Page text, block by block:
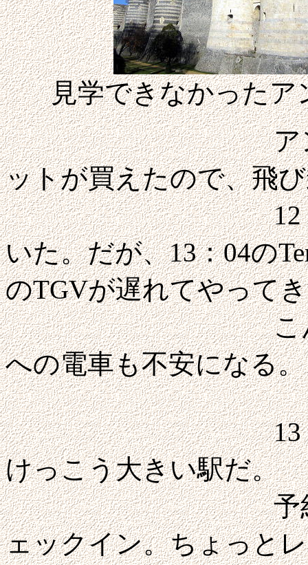
見学できなかったア
アンジェ駅で
ットが買えたので、飛
12：54にSt
いた。だが、13：04の
のTGVが遅れてやって
こんな運行状
への電車も不安になる。
13：30ころト
けっこう大きい駅だ。
予約して
ェックイン。ちょっと